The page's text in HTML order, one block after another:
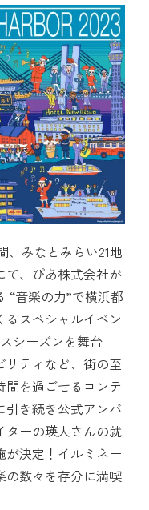
、みなとみらい21地
て、ぴあ株式会社が
“音楽の力”で横浜都
スペシャルイベン
シーズンを舞台
リティなど、街の至
間を過ごせるコンテ
引き続き公式アンバ
ターの瑛人さんの就
決定！イルミネー
の数々を存分に満喫